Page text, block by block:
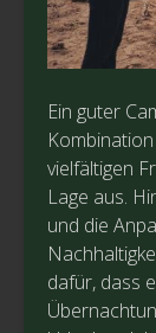
Ein guter
vielfältigen
Lage aus.
und die
dafür, dass